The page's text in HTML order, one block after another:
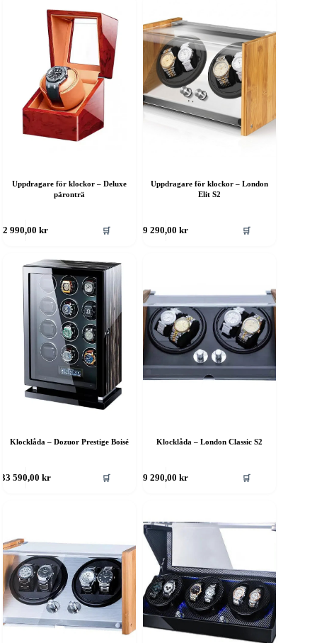
Uppdragare för klockor – Deluxe
päronträ
2 990,00kr 🛒
Uppdragare för klockor – London
Elit S2
9 290,00kr 🛒
Klocklåda – Dozuor Prestige Boisé
33 590,00 kr 🛒
Klocklåda – London Classic S2
9 290,00kr 🛒